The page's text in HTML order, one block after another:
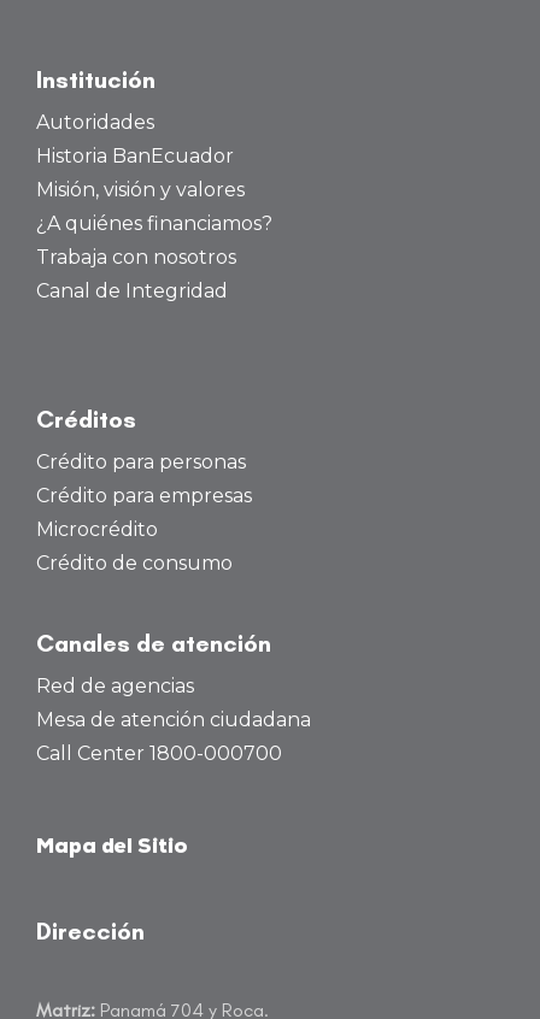
Institución
Autoridades
Historia BanEcuador
Misión, visión y valores
¿A quiénes financiamos?
Trabaja con nosotros
Canal de Integridad
Créditos
Crédito para personas
Crédito para empresas
Microcrédito
Crédito de consumo
Canales de atención
Red de agencias
Mesa de atención ciudadana
Call Center 1800-000700
Mapa del Sitio
Dirección
Matriz: Panamá 704 y Roca.